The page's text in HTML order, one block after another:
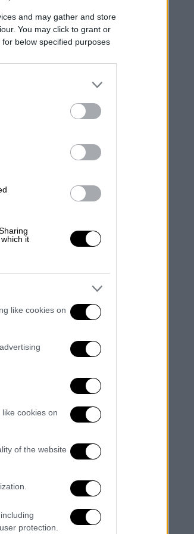
and may gather and store
You may click to grant or
below specified purposes
it
like cookies on
cookies on
of the website
protection.
στην
το
χώρα
τα